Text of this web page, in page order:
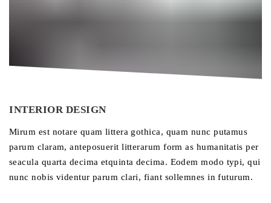
INTERIOR DESIGN
Mirum est notare quam littera gothica, quam nunc putamus
parum claram, anteposuerit litterarum form as humanitatis per
seacula quarta decima etquinta decima. Eodem modo typi, qui
nunc nobis videntur parum clari, fiant sollemnes in futurum.